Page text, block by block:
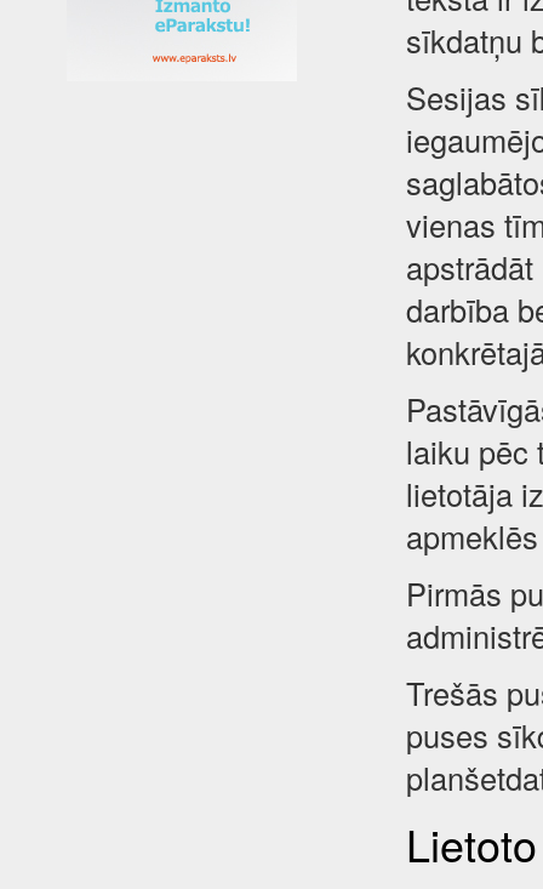
sīkdatņu
Sesijas
vienas
darbība
laiku pēc
lietotāja
Pirmās
Trešās
puses